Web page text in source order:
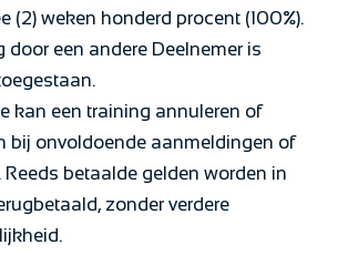
(2) weken honderd procent (100%).
door een andere Deelnemer is
kan een training annuleren of
bij onvoldoende aanmeldingen of
Reeds betaalde gelden worden in
zonder verdere